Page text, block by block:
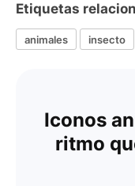
Etiquetas
animales insecto
Iconos
ritmo